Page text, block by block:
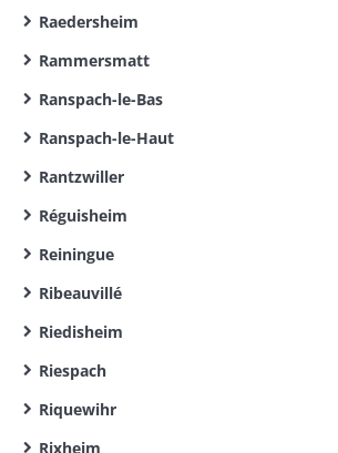
Raedersheim
Rammersmatt
Ranspach-le-Bas
Ranspach-le-Haut
Rantzwiller
Réguisheim
Reiningue
Ribeauvillé
Riedisheim
Riespach
Riquewihr
Rixheim